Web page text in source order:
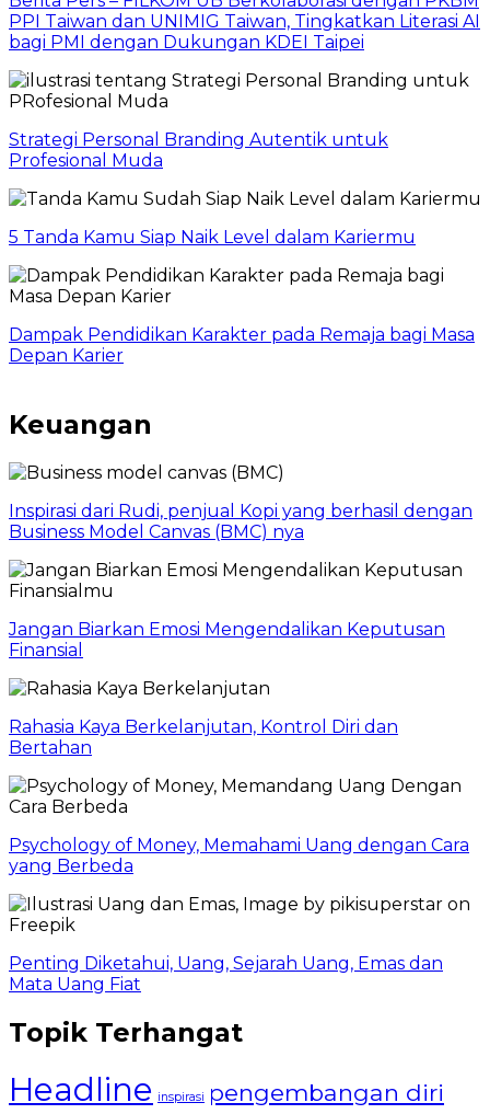
PPI Taiwan dan UNIMIG Taiwan, Tingkatkan Literasi AI
bagi PMI dengan Dukungan KDEI Taipei
Strategi Personal Branding Autentik untuk
Profesional Muda
5 Tanda Kamu Siap Naik Level dalam Kariermu
Dampak Pendidikan Karakter pada Remaja bagi Masa
Depan Karier
Keuangan
Inspirasi dari Rudi, penjual Kopi yang berhasil dengan
Business Model Canvas (BMC) nya
Jangan Biarkan Emosi Mengendalikan Keputusan
Finansial
Rahasia Kaya Berkelanjutan, Kontrol Diri dan
Bertahan
Psychology of Money, Memahami Uang dengan Cara
yang Berbeda
Penting Diketahui, Uang, Sejarah Uang, Emas dan
Mata Uang Fiat
Topik Terhangat
Headline inspirasi pengembangan diri